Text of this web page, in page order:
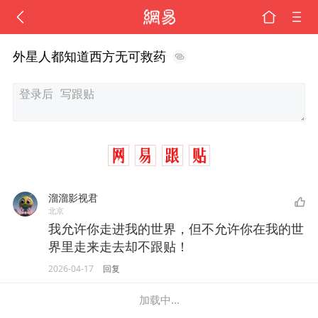
外星人都知道西方无可救药
溜溜影视君
北京
我允许你走进我的世界，但不允许你在我的世
界里走来走去却不跟贴！
2026-04-17 回复
加载中...